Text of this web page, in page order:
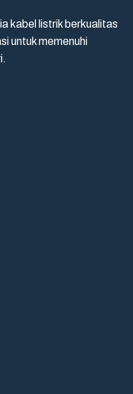
kabel listrik berkualitas
untuk memenuhi